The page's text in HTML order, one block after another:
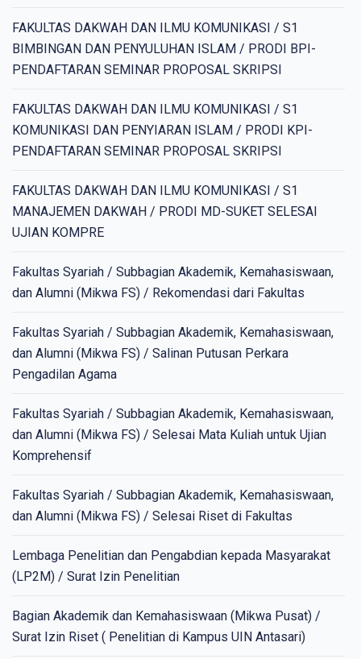
FAKULTAS DAKWAH DAN ILMU KOMUNIKASI / S1
BIMBINGAN DAN PENYULUHAN ISLAM / PRODI BPI-
PENDAFTARAN SEMINAR PROPOSAL SKRIPSI
FAKULTAS DAKWAH DAN ILMU KOMUNIKASI / S1
KOMUNIKASI DAN PENYIARAN ISLAM / PRODI KPI-
PENDAFTARAN SEMINAR PROPOSAL SKRIPSI
FAKULTAS DAKWAH DAN ILMU KOMUNIKASI / S1
MANAJEMEN DAKWAH / PRODI MD-SUKET SELESAI
UJIAN KOMPRE
Fakultas Syariah / Subbagian Akademik, Kemahasiswaan,
dan Alumni (Mikwa FS) / Rekomendasi dari Fakultas
Fakultas Syariah / Subbagian Akademik, Kemahasiswaan,
dan Alumni (Mikwa FS) / Salinan Putusan Perkara
Pengadilan Agama
Fakultas Syariah / Subbagian Akademik, Kemahasiswaan,
dan Alumni (Mikwa FS) / Selesai Mata Kuliah untuk Ujian
Komprehensif
Fakultas Syariah / Subbagian Akademik, Kemahasiswaan,
dan Alumni (Mikwa FS) / Selesai Riset di Fakultas
Lembaga Penelitian dan Pengabdian kepada Masyarakat
(LP2M) / Surat Izin Penelitian
Bagian Akademik dan Kemahasiswaan (Mikwa Pusat) /
Surat Izin Riset ( Penelitian di Kampus UIN Antasari)